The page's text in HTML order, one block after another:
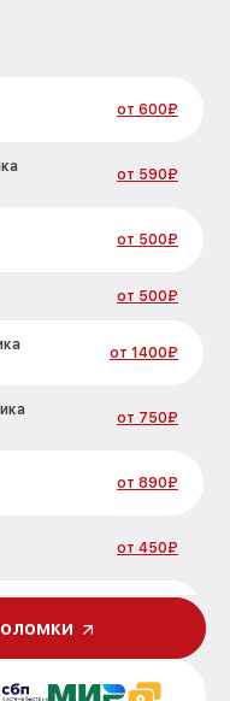
от 600₽
от 590₽
от 500₽
от 500₽
от 1400₽
от 750₽
от 890₽
от 450₽